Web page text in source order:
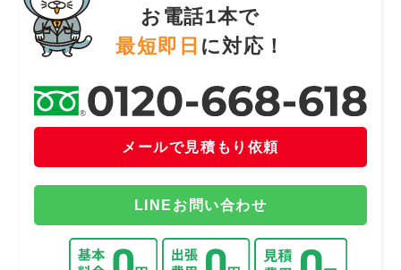
お電話1本で
最短即日 に対応！
メールで見積もり依頼
LINEお問い合わせ